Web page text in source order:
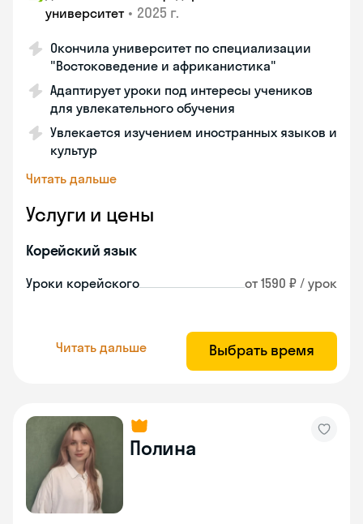
университет • 2025 г.
Окончила университет по специализации
"Востоковедение и африканистика"
Адаптирует уроки под интересы учеников
для увлекательного обучения
Увлекается изучением иностранных языков и
культур
Читать дальше
Услуги и цены
Корейский язык
Уроки корейского от 1590 ₽ / урок
Читать дальше Выбрать время
Полина